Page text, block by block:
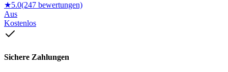
★5.0(247 bewertungen)
Aus
Kostenlos
Sichere Zahlungen